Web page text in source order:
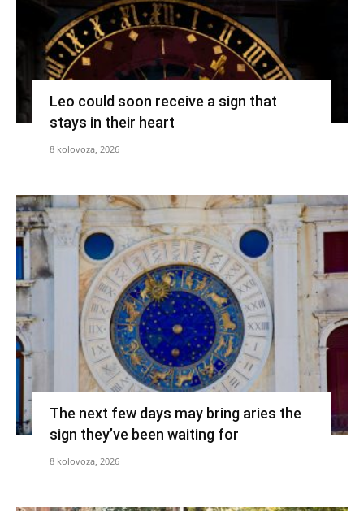
Leo could soon receive a sign that
stays in their heart
8 kolovoza, 2026
The next few days may bring aries the
sign they’ve been waiting for
8 kolovoza, 2026